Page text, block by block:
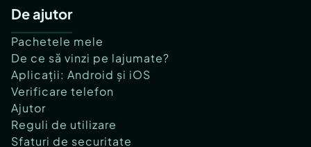
De ajutor
Pachetele mele
De ce să vinzi pe lajumate?
Aplicații: Android și iOS
Verificare telefon
Ajutor
Reguli de utilizare
Sfaturi de securitate